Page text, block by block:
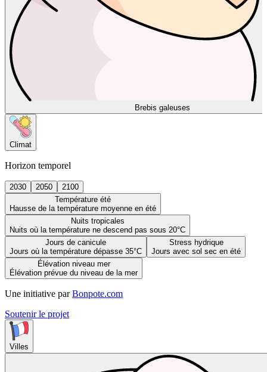
Brebis galeuses
Climat
Horizon temporel
2030 2050
2100
Température été
Hausse de la température moyenne en été
Nuits tropicales
Nuits où la température ne descend pas sous 20°C
Jours de canicule
Jours où la température dépasse 35°C
Stress hydrique
Jours avec sol sec en été
Élévation niveau mer
Élévation prévue du niveau de la mer
Une initiative par Bonpote.com
Soutenir le projet
Villes